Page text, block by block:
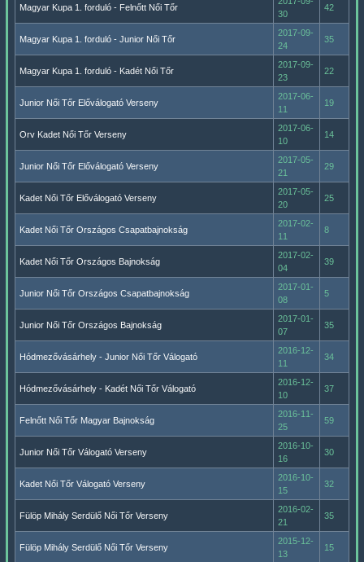
Magyar Kupa 1. forduló - Felnőtt Női Tőr
30
42
Magyar Kupa 1. forduló - Junior Női Tőr
2017-09-
24
35
Magyar Kupa 1. forduló - Kadét Női Tőr
2017-09-
23
22
Junior Női Tőr Előválogató Verseny
2017-06-
11
19
Orv Kadet Női Tőr Verseny
2017-06-
10
14
Junior Női Tőr Előválogató Verseny
2017-05-
21
29
Kadet Női Tőr Előválogató Verseny
2017-05-
20
25
Kadet Női Tőr Országos Csapatbajnokság
2017-02-
11
8
Kadet Női Tőr Országos Bajnokság
2017-02-
04
39
Junior Női Tőr Országos Csapatbajnokság
2017-01-
08
5
Junior Női Tőr Országos Bajnokság
2017-01-
07
35
Hódmezővásárhely - Junior Női Tőr Válogató
2016-12-
11
34
Hódmezővásárhely - Kadét Női Tőr Válogató
2016-12-
10
37
Felnőtt Női Tőr Magyar Bajnokság
2016-11-
25
59
Junior Női Tőr Válogató Verseny
2016-10-
16
30
Kadet Női Tőr Válogató Verseny
2016-10-
15
32
Fülöp Mihály Serdülő Női Tőr Verseny
2016-02-
21
35
Fülöp Mihály Serdülő Női Tőr Verseny
2015-12-
13
15